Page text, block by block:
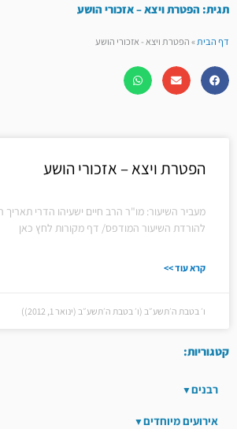
תגית: הפטרת ויצא – אזכורי הושע
דף הבית»הפטרת ויצא - אזכורי הושע
הפטרת ויצא – אזכורי הושע
מעביר השיעור: מו"ר הרב חיים ישעיהו הדרי
להורדת השיעור המודפס/ דף מקורות לחץ כאן
קרא עוד >>
ו׳ בטבת ה׳תשע״ב (ו׳ בטבת ה׳תשע״ב (ינואר 1, 2012))
קטגוריות:
רבנים
אירועים מיוחדים